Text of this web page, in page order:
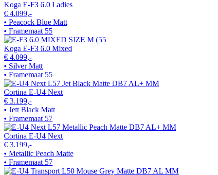
Koga E-F3 6.0 Ladies
€ 4.099,-
• Peacock Blue Matt
• Framemaat 55
Koga E-F3 6.0 Mixed
€ 4.099,-
• Silver Matt
• Framemaat 55
Cortina E-U4 Next
€ 3.199,-
• Jett Black Matt
• Framemaat 57
Cortina E-U4 Next
€ 3.199,-
• Metallic Peach Matte
• Framemaat 57